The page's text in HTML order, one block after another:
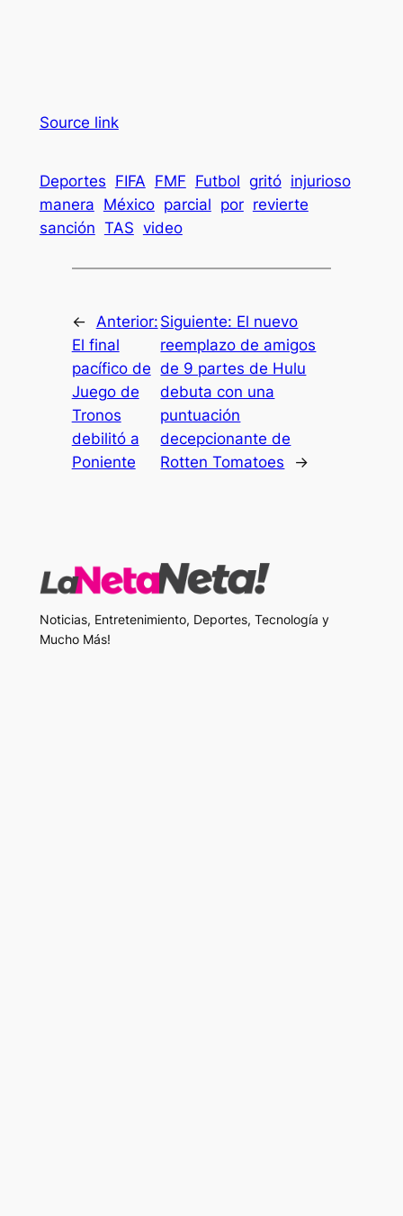
Source link
Deportes FIFA FMF Futbol gritó injurioso
manera México parcial por revierte
sanción TAS video
←
Anterior:
El final
pacífico de
Juego de
Tronos
debilitó a
Poniente
Siguiente: El nuevo
reemplazo de amigos
de 9 partes de Hulu
debuta con una
puntuación
decepcionante de
Rotten Tomatoes
→
Noticias, Entretenimiento, Deportes, Tecnología y
Mucho Más!